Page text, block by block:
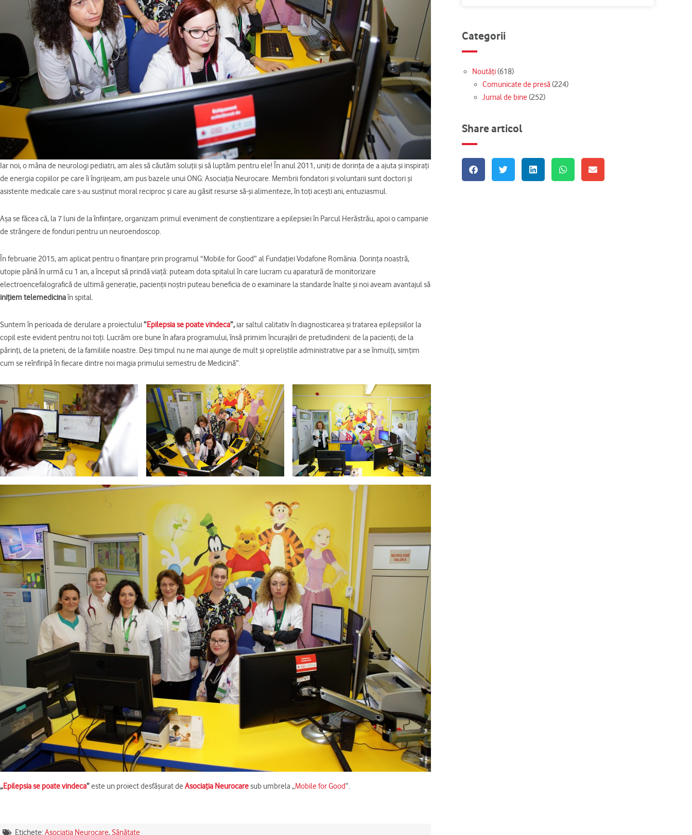
Iar noi, o mâna de neurologi pediatri, am ales să căutăm soluţii şi să luptăm pentru ele! În anul 2011, uniţi de dorinţa de a ajuta şi inspiraţi
de energia copiilor pe care îi îngrijeam, am pus bazele unui ONG: Asociaţia Neurocare. Membrii fondatori şi voluntarii sunt doctori şi
asistente medicale care s-au susţinut moral reciproc şi care au găsit resurse să-şi alimenteze, în toţi aceşti ani, entuziasmul.
Aşa se făcea că, la 7 luni de la înfiinţare, organizam primul eveniment de conştientizare a epilepsiei în Parcul Herăstrău, apoi o campanie
de strângere de fonduri pentru un neuroendoscop.
În februarie 2015, am aplicat pentru o finanţare prin programul “Mobile for Good” al Fundaţiei Vodafone România. Dorinţa noastră,
utopie până în urmă cu 1 an, a început să prindă viaţă: puteam dota spitalul în care lucram cu aparatură de monitorizare
electroencefalografică de ultimă generaţie, pacienţii noştri puteau beneficia de o examinare la standarde înalte şi noi aveam avantajul să
iniţiem telemedicinaîn spital.
Suntem în perioada de derulare a proiectului”Epilepsia se poate vindeca”, iar saltul calitativ în diagnosticarea şi tratarea epilepsiilor la
copil este evident pentru noi toţi. Lucrăm ore bune în afara programului, însă primim încurajări de pretudindeni: de la pacienţi, de la
părinţi, de la prieteni, de la familiile noastre. Deşi timpul nu ne mai ajunge de mult şi opreliştile administrative par a se înmulţi, simţim
cum se reînfiripă în fiecare dintre noi magia primului semestru de Medicină”.
„Epilepsia se poate vindeca”este un proiect desfăşurat de Asociaţia Neurocare sub umbrela „Mobile for Good”.
Etichete:Asociaţia Neurocare,Sănătate
Categorii
Noutăți(618)
Comunicate de presă(224)
Jurnal de bine (252)
Share articol